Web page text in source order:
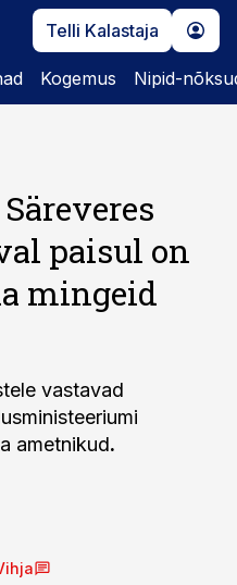
Telli Kalastaja
Kogemus Nipid-
paisul on
mingeid
vastavad
ametnikud.